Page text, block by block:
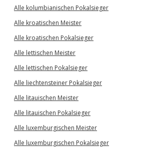
Alle kolumbianischen Pokalsieger
Alle kroatischen Meister
Alle kroatischen Pokalsieger
Alle lettischen Meister
Alle lettischen Pokalsieger
Alle liechtensteiner Pokalsieger
Alle litauischen Meister
Alle litauischen Pokalsieger
Alle luxemburgischen Meister
Alle luxemburgischen Pokalsieger